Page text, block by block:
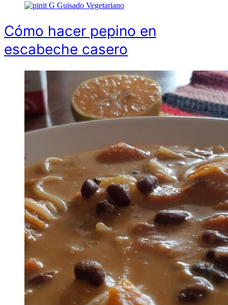
G Guisado Vegetariano
Cómo hacer pepino en
escabeche casero